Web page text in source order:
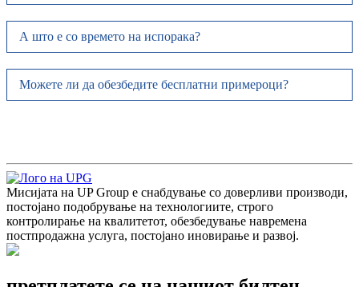
А што е со времето на испорака?
Можете ли да обезбедите бесплатни примероци?
Мисијата на UP Group е снабдување со доверливи производи,
постојано подобрување на технологиите, строго
контролирање на квалитетот, обезбедување навремена
постпродажна услуга, постојано иновирање и развој.